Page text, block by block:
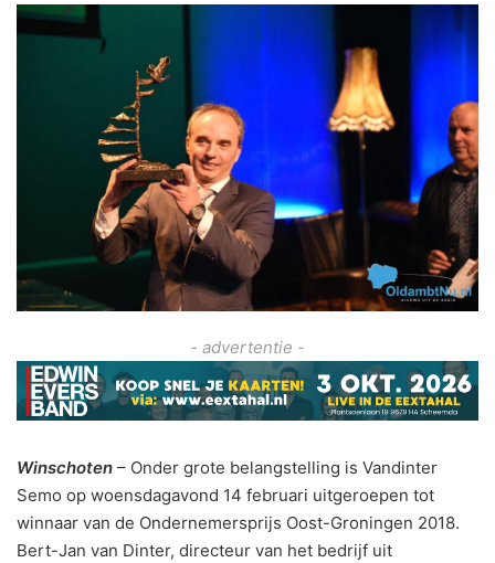
- advertentie -
Winschoten – Onder grote belangstelling is Vandinter
Semo op woensdagavond 14 februari uitgeroepen tot
winnaar van de Ondernemersprijs Oost-Groningen 2018.
Bert-Jan van Dinter, directeur van het bedrijf uit